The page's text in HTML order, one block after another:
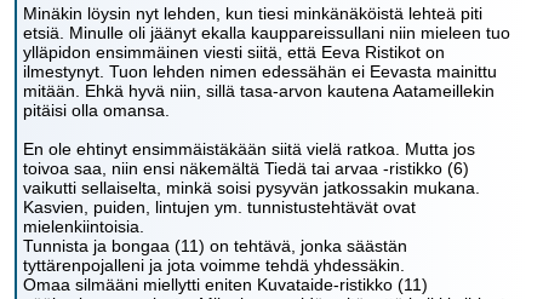
Minäkin löysin nyt lehden, kun tiesi minkänäköistä lehteä piti
etsiä. Minulle oli jäänyt ekalla kauppareissullani niin mieleen tuo
ylläpidon ensimmäinen viesti siitä, että Eeva Ristikot on
ilmestynyt. Tuon lehden nimen edessähän ei Eevasta mainittu
mitään. Ehkä hyvä niin, sillä tasa-arvon kautena Aatameillekin
pitäisi olla omansa.
En ole ehtinyt ensimmäistäkään siitä vielä ratkoa. Mutta jos
toivoa saa, niin ensi näkemältä Tiedä tai arvaa -ristikko (6)
vaikutti sellaiselta, minkä soisi pysyvän jatkossakin mukana.
Kasvien, puiden, lintujen ym. tunnistustehtävät ovat
mielenkiintoisia.
Tunnista ja bongaa (11) on tehtävä, jonka säästän
tyttärenpojalleni ja jota voimme tehdä yhdessäkin.
Omaa silmääni miellytti eniten Kuvataide-ristikko (11)